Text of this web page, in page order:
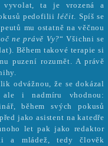
vyvolat, ta je vrozená a
pedofiliiléčit. Spíš se
mu ostatně na věčnou
ne právě Vy?“ Všichni se
Během takové terapie si
puzení rozumět. A právě
odvážnou, že se dokázal
i nadmíru vhodnou:
během svých pokusů
jako asistent na katedře
let pak jako redaktor
a mládež, tedy člověk